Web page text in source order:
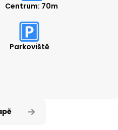
Centrum: 70m
Parkoviště